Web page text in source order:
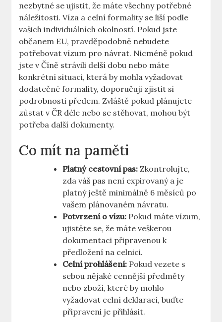
nezbytné se ujistit, že máte všechny potřebné
náležitosti. Víza ​a celní formality se liší podle​
vašich⁢ individuálních ⁣okolností. Pokud​ jste
občanem EU, pravděpodobně nebudete
potřebovat⁣ vízum pro ⁤návrat. Nicméně pokud
jste v Číně strávili delší ⁣dobu nebo máte
konkrétní situaci,⁢ která by‌ mohla vyžadovat
dodatečné formality, doporučuji ​zjistit si
podrobnosti předem. Zvláště pokud plánujete
zůstat v ČR déle nebo se stěhovat, mohou‍ být
potřeba další⁣ dokumenty.
Co ⁢mít na paměti
Platný ⁤cestovní pas: Zkontrolujte,
zda váš pas není expirovaný a je
platný ještě minimálně 6 měsíců po
vašem plánovaném návratu.
Potvrzení o vízu: ⁣Pokud ‍máte vízum,
ujistěte se, že máte⁣ veškerou
dokumentaci připravenou k
předložení na ‌celnici.
Celní ⁣prohlášení: Pokud vezete s
sebou nějaké cennější předměty
nebo ⁢zboží, které by mohlo⁤
vyžadovat celní deklaraci, buďte
připraveni je přihlásit.